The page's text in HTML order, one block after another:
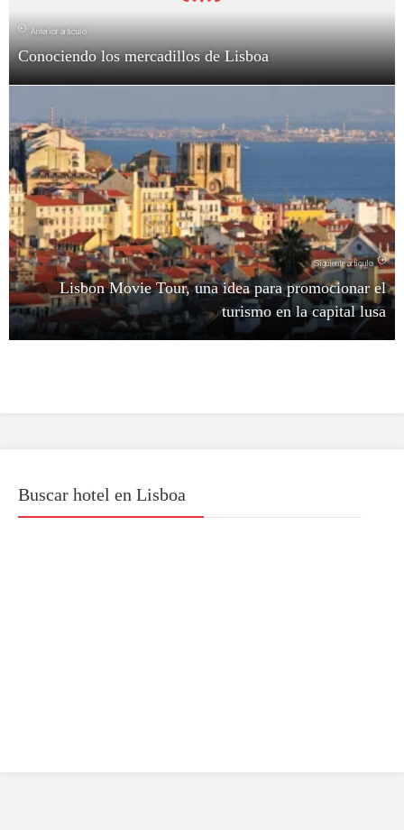
Anterior artículo
Conociendo los mercadillos de Lisboa
Siguiente artículo
Lisbon Movie Tour, una idea para promocionar el
turismo en la capital lusa
Buscar hotel en Lisboa